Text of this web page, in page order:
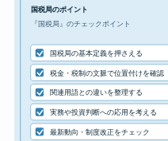
国税局のポイント
『国税局』のチェックポイント
国税局の基本定義を押さえる
税金・税制の文脈で位置付けを確認
関連用語との違いを整理する
実務や投資判断への応用を考える
最新動向・制度改正をチェック